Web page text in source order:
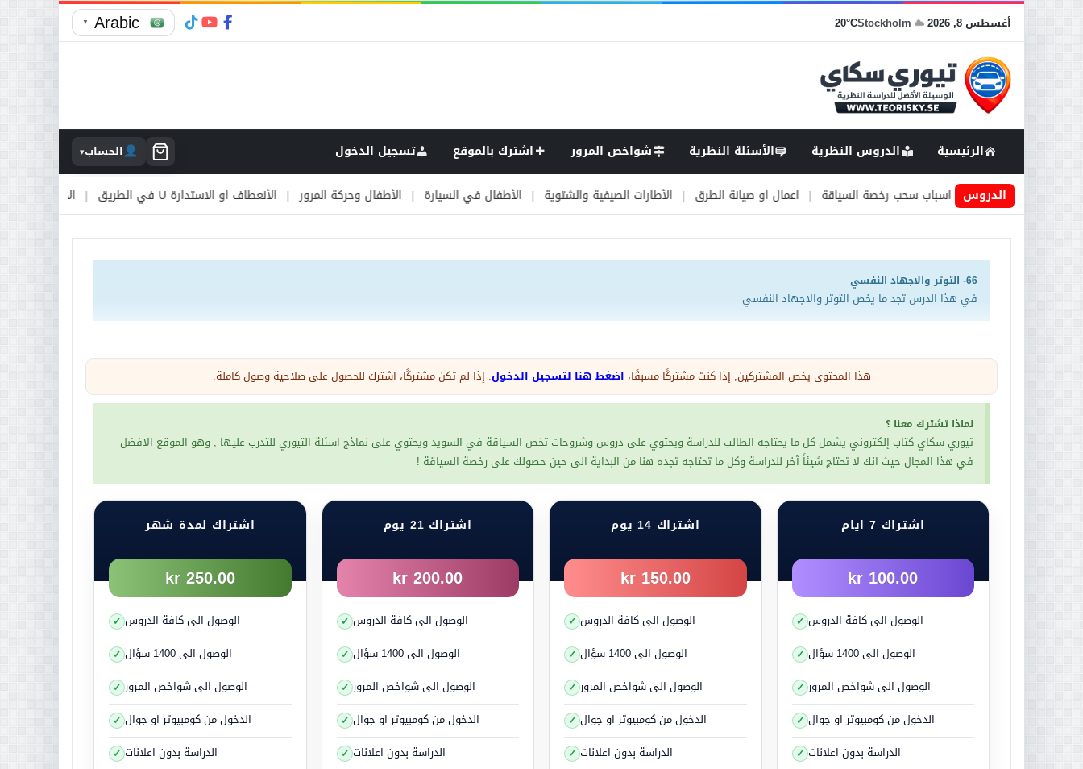
أغسطس 8, 2026 Stockholm
20°C
Arabic
▼
الرئيسية الدروس النظرية الأسئلة النظرية شواخص المرور اشترك بالموقع تسجيل الدخول الحساب▾
الدروس
اسباب سحب رخصة السياقة اعمال او صيانة الطرق | الأطارات الصيفية والشتوية | الأطفال في السيارة | الأطفال وحركة المرور | الأنعطاف او الاستدارة U في الطريق | الأوتوستراد والطرق
66- التوتر والاجهاد النفسي
في هذا الدرس تجد ما يخص التوتر والاجهاد النفسي
ان الأجهاد والتوتر العصبي Stress يتكون لدى البشر عندما يقعون في ظروف تفوق طاقتهم ولا يستطيعون السيطرة عليها
في عندما يريدون شيئاً بشدة يفقدون القدرة على التركيز وأخذ قرارات صحيحة وهذا يسبب مشكلة كبيرة للشخص.
خلال حالات الخوف أو التوتر
ينتج الجسم كمية كبيرة من المواد الكيميائية الكورتيزول و الأدرينالين و النور أدرينالين التي تسبب زيادة معدل ضربات القلب
والتعرق و زيادة تنبه العضلات. هذه العوامل جميعها تساعدك في حماية نفسك في حالات الخطر.
فالاستجابة للتوتر هي طريقة الجسم لحمايتك ومساعدتك على البقاء متنبهاً. على سبيل المثال في المواقف الخطيرة:
فإن حالات التوتر أو التنبه قد تنقذ حياتك و تعطيك قوة إضافية لحماية نفسك من الخطر، أو تساعدك لتفادي وقوع حادث مثلاً.
لكن عندما تزداد حالات التوتر، ويحدث ذلك نتيجة أوضاع بسيطة يومية و اعتيادية، يتحول التوتر البسيط لحالات توتر متأزمة
و يسبب مشاكل صحية للجسم وليس فقط على قدرة الأنان على التركيز. قد تعتقد أنك مريض وأن الأعراض التي تعاني منها
كلها تنسبها للمرض، و هذا قد يكون غير صحيح، بل السبب الأساسي هو معاناتك من حالات الضغوطات العصبية و التوتر.
هذا المحتوى يخص المشتركين, إذا كنت مشتركًا مسبقًا، اضغط هنا لتسجيل الدخول. إذا لم تكن مشتركًا، اشترك للحصول على صلاحية وصول كاملة.
لماذا تشترك معنا ؟
تيوري سكاي كتاب إلكتروني يشمل كل ما يحتاجه الطالب للدراسة ويحتوي على دروس وشروحات تخص السياقة في السويد ويحتوي على نماذج اسئلة التيوري للتدرب عليها , وهو الموقع الافضل
في هذا المجال حيث انك لا تحتاج شيئاً آخر للدراسة وكل ما تحتاجه تجده هنا من البداية الى حين حصولك على رخصة السياقة !
اشتراك 7 ايام
100.00 kr
الوصول الى كافة الدروس
الوصول الى 1400 سؤال
الوصول الى شواخص المرور
الدخول من كومبيوتر او جوال
الدراسة بدون اعلانات
اشتراك 14 يوم
150.00 kr
الوصول الى كافة الدروس
الوصول الى 1400 سؤال
الوصول الى شواخص المرور
الدخول من كومبيوتر او جوال
الدراسة بدون اعلانات
اشتراك 21 يوم
200.00 kr
الوصول الى كافة الدروس
الوصول الى 1400 سؤال
الوصول الى شواخص المرور
الدخول من كومبيوتر او جوال
الدراسة بدون اعلانات
اشتراك لمدة شهر
250.00 kr
الوصول الى كافة الدروس
الوصول الى 1400 سؤال
الوصول الى شواخص المرور
الدخول من كومبيوتر او جوال
الدراسة بدون اعلانات